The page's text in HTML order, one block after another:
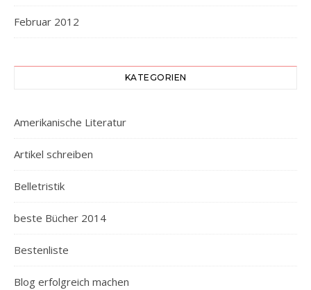
Februar 2012
KATEGORIEN
Amerikanische Literatur
Artikel schreiben
Belletristik
beste Bücher 2014
Bestenliste
Blog erfolgreich machen